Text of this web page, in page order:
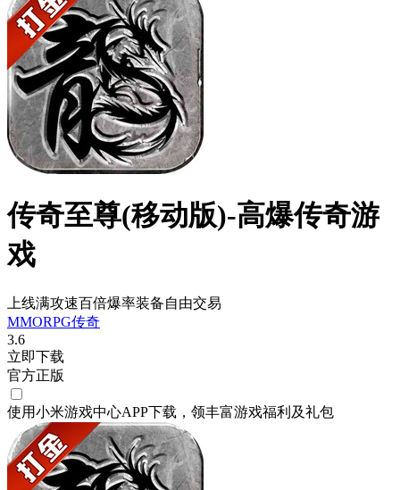
传奇至尊(移动版)-高爆传奇游
戏
上线满攻速百倍爆率装备自由交易
MMORPG传奇
3.6
立即下载
官方正版
使用小米游戏中心APP下载 ，领丰富游戏福利 及礼包